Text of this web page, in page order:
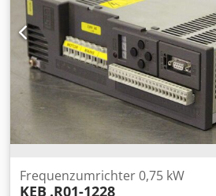
Frequenzumrichter 0,75 kW
KEB .R01-1228